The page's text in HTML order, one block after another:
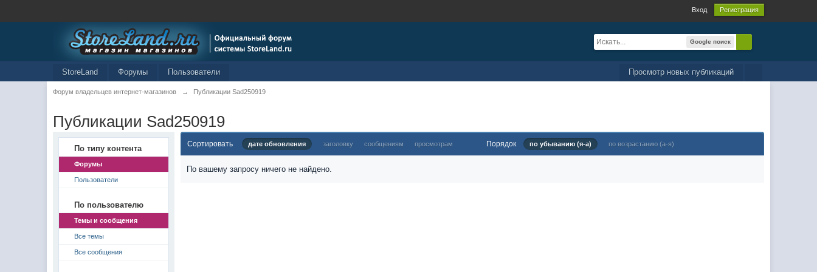
Вход Регистрация
Google поиск
Просмотр новых публикаций
StoreLand Форумы Пользователи
Форум владельцев интернет-магазинов → Публикации Sad250919
Публикации Sad250919
По типу контента
Форумы
Пользователи
По пользователю
Темы и сообщения
Все темы
Все сообщения
Сортировать дате обновления заголовку сообщениям просмотрам Порядок по убыванию (я-а) по возрастанию (а-я)
По вашему запросу ничего не найдено.